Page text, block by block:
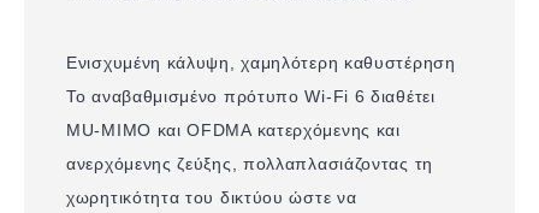
Ενισχυμένη κάλυψη, χαμηλότερη καθυστέρηση
Το αναβαθμισμένο πρότυπο Wi-Fi 6 διαθέτει
MU-MIMO και OFDMA κατερχόμενης και
ανερχόμενης ζεύξης, πολλαπλασιάζοντας τη
χωρητικότητα του δικτύου ώστε να